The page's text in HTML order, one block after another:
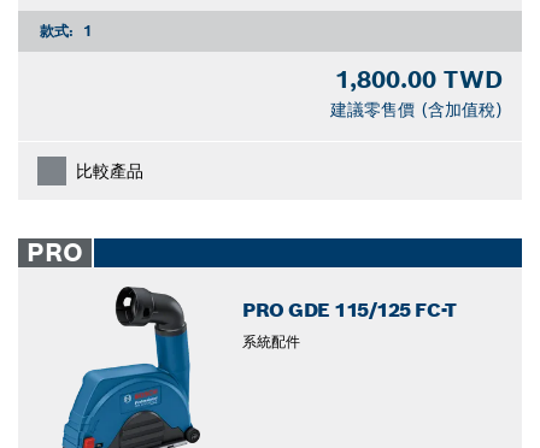
款式: 1
1,800.00 TWD
建議零售價 (含加值稅)
比較產品
PRO
PRO GDE 115/125 FC-T
系統配件